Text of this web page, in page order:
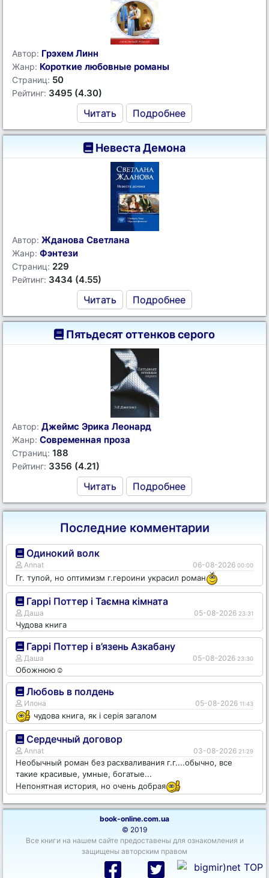
Автор: Грэхем Линн
Жанр: Короткие любовные романы
Страниц: 50
Рейтинг: 3495 (4.30)
Читать Подробнее
Невеста Демона
Автор: Жданова Светлана
Жанр: Фэнтези
Страниц: 229
Рейтинг: 3434 (4.55)
Читать Подробнее
Пятьдесят оттенков серого
Автор: Джеймс Эрика Леонард
Жанр: Современная проза
Страниц: 188
Рейтинг: 3356 (4.21)
Читать Подробнее
Последние комментарии
Одинокий волк
Annat 06-08-2026 00:00
Гг. тупой, но оптимизм г.героини украсил роман
Гаррі Поттер і Таємна кімната
Даша 05-08-2026 23:31
Чудова книга
Гаррі Поттер і в’язень Азкабану
Даша 05-08-2026 23:30
Обожнюю☺️
Любовь в полдень
Илона 05-08-2026 11:43
чудова книга, як і серія загалом
Сердечный договор
Annat 03-08-2026 21:29
Необычный роман без расхваливания г.г....обычно, все
такие красивые, умные, богатые...
Непонятная история, но очень добрая
book-online.com.ua
© 2019
Все книги на нашем сайте предоставены для ознакомления и
защищены авторским правом